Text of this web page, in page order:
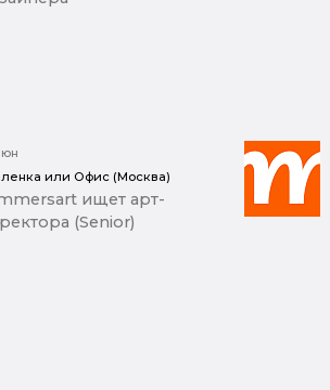
или Офис (Москва)
ищет арт-
(Senior)